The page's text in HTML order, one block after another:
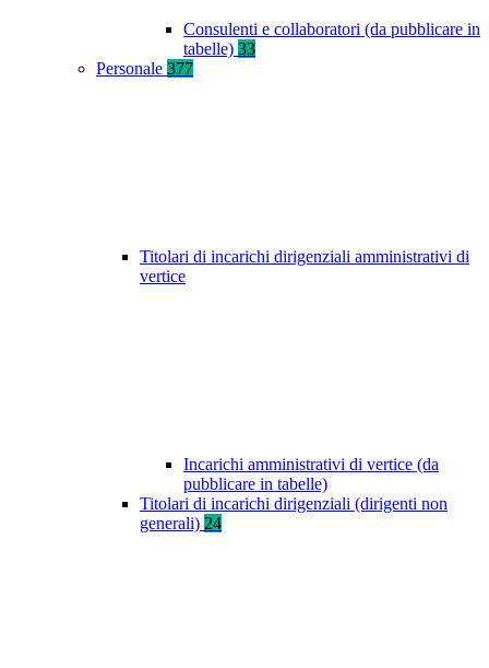
Consulenti e collaboratori (da pubblicare in
tabelle) 33
Personale 377
Titolari di incarichi dirigenziali amministrativi di
vertice
Incarichi amministrativi di vertice (da
pubblicare in tabelle)
Titolari di incarichi dirigenziali (dirigenti non
generali) 24